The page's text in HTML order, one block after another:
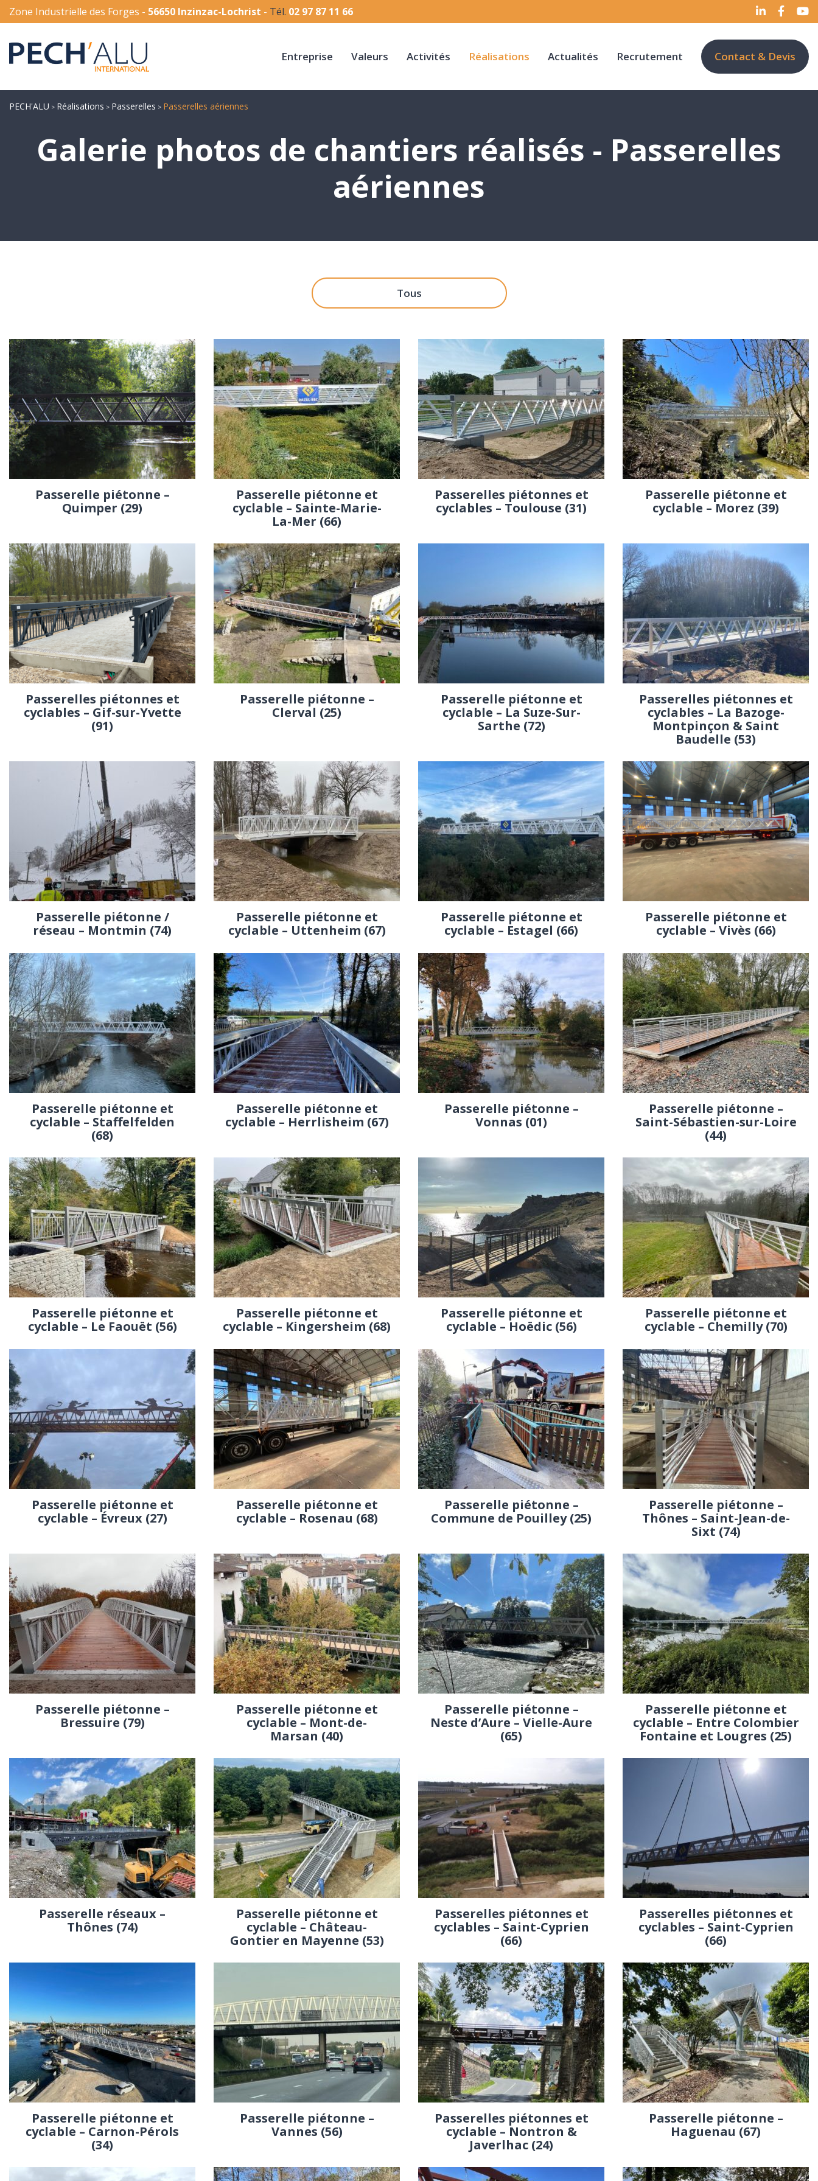
Zone Industrielle des Forges - 56650 Inzinzac-Lochrist - Tél. 02 97 87 11 66
Entreprise Valeurs Activités Réalisations Actualités Recrutement Contact & Devis
PECH'ALU > Réalisations > Passerelles > Passerelles aériennes
Galerie photos de chantiers réalisés - Passerelles
aériennes
tous
Passerelle piétonne –
Quimper (29)
Passerelle piétonne et
cyclable – Sainte-Marie-
La-Mer (66)
Passerelles piétonnes et
cyclables – Toulouse (31)
Passerelle piétonne et
cyclable – Morez (39)
Passerelles piétonnes et
cyclables – Gif-sur-Yvette
(91)
Passerelle piétonne –
Clerval (25)
Passerelle piétonne et
cyclable – La Suze-Sur-
Sarthe (72)
Passerelles piétonnes et
cyclables – La Bazoge-
Montpinçon & Saint
Baudelle (53)
Passerelle piétonne /
réseau – Montmin (74)
Passerelle piétonne et
cyclable – Uttenheim (67)
Passerelle piétonne et
cyclable – Estagel (66)
Passerelle piétonne et
cyclable – Vivès (66)
Passerelle piétonne et
cyclable – Staffelfelden
(68)
Passerelle piétonne et
cyclable – Herrlisheim (67)
Passerelle piétonne –
Vonnas (01)
Passerelle piétonne –
Saint-Sébastien-sur-Loire
(44)
Passerelle piétonne et
cyclable – Le Faouët (56)
Passerelle piétonne et
cyclable – Kingersheim (68)
Passerelle piétonne et
cyclable – Hoëdic (56)
Passerelle piétonne et
cyclable – Chemilly (70)
Passerelle piétonne et
cyclable – Évreux (27)
Passerelle piétonne et
cyclable – Rosenau (68)
Passerelle piétonne –
Commune de Pouilley (25)
Passerelle piétonne –
Thônes – Saint-Jean-de-
Sixt (74)
Passerelle piétonne –
Bressuire (79)
Passerelle piétonne et
cyclable – Mont-de-
Marsan (40)
Passerelle piétonne –
Neste d’Aure – Vielle-Aure
(65)
Passerelle piétonne et
cyclable – Entre Colombier
Fontaine et Lougres (25)
Passerelle réseaux –
Thônes (74)
Passerelle piétonne et
cyclable – Château-
Gontier en Mayenne (53)
Passerelles piétonnes et
cyclables – Saint-Cyprien
(66)
Passerelles piétonnes et
cyclables – Saint-Cyprien
(66)
Passerelle piétonne et
cyclable – Carnon-Pérols
(34)
Passerelle piétonne –
Vannes (56)
Passerelles piétonnes et
cyclable – Nontron &
Javerlhac (24)
Passerelle piétonne –
Haguenau (67)